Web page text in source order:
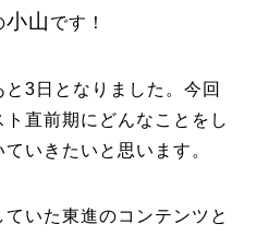
小山 です！
3日となりました。今回
直前期にどんなことをし
いきたいと思います。
いた東進のコンテンツと